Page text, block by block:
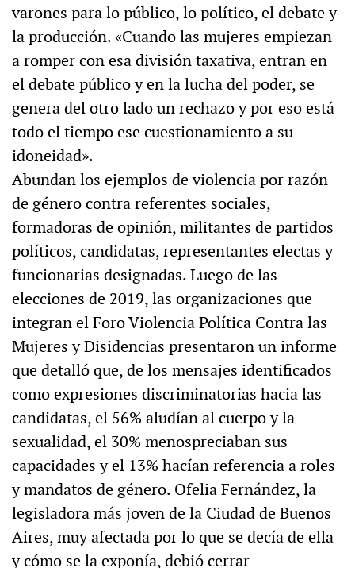
varones para lo público, lo político, el debate y
la producción. «Cuando las mujeres empiezan
a romper con esa división taxativa, entran en
el debate público y en la lucha del poder, se
genera del otro lado un rechazo y por eso está
todo el tiempo ese cuestionamiento a su
idoneidad».
Abundan los ejemplos de violencia por razón
de género contra referentes sociales,
formadoras de opinión, militantes de partidos
políticos, candidatas, representantes electas y
funcionarias designadas. Luego de las
elecciones de 2019, las organizaciones que
integran el Foro Violencia Política Contra las
Mujeres y Disidencias presentaron un informe
que detalló que, de los mensajes identificados
como expresiones discriminatorias hacia las
candidatas, el 56% aludían al cuerpo y la
sexualidad, el 30% menospreciaban sus
capacidades y el 13% hacían referencia a roles
y mandatos de género. Ofelia Fernández, la
legisladora más joven de la Ciudad de Buenos
Aires, muy afectada por lo que se decía de ella
y cómo se la exponía, debió cerrar